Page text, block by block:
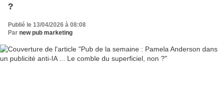
?
Publié le 13/04/2026 à 08:08
Par new pub marketing